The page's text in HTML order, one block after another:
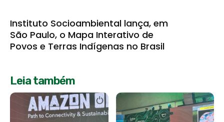
Instituto Socioambiental lança, em
São Paulo, o Mapa Interativo de
Povos e Terras Indígenas no Brasil
Leia também